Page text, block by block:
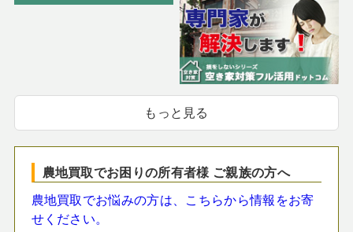
もっと見る
農地買取でお困りの所有者様 ご親族の方へ
農地買取でお悩みの方は、こちらから情報をお寄
せください。